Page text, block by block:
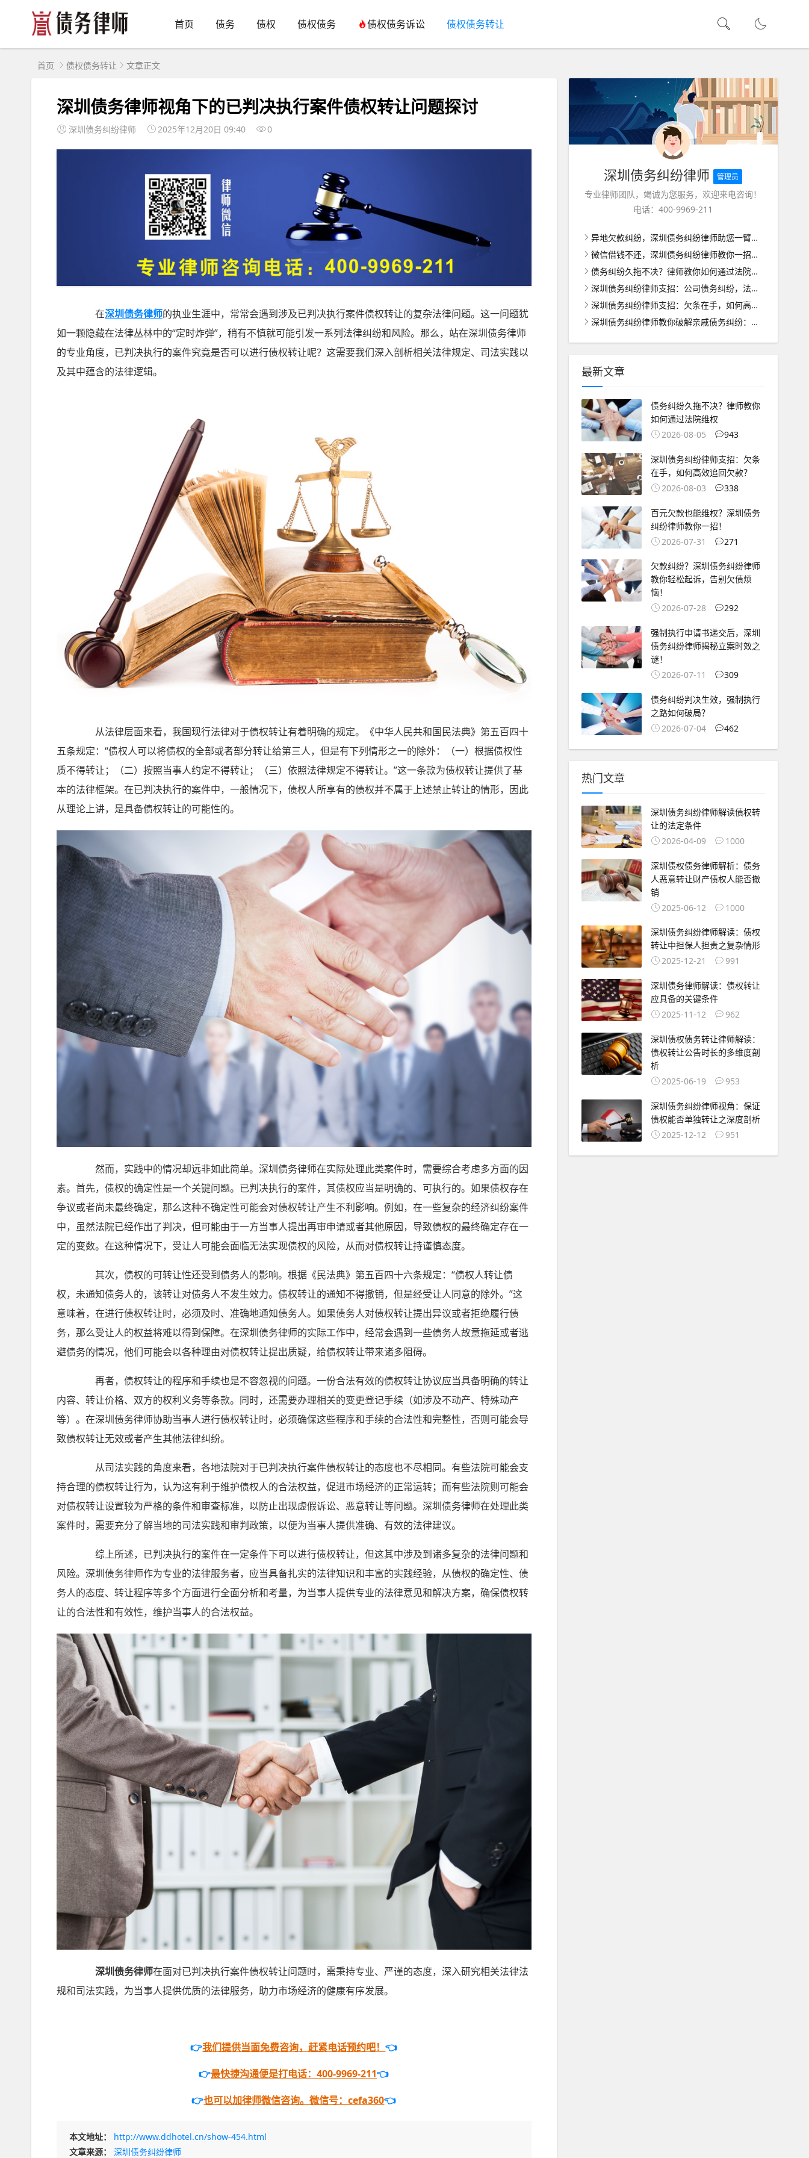
首页 债务 债权 债权债务 债权债务诉讼 债权债务转让
首页 债权债务转让 文章正文
深圳债务律师视角下的已判决执行案件债权转让问题探讨
深圳债务纠纷律师 2025年12月20日 09:40 0
在深圳债务律师的执业生涯中，常常会遇到涉及已判决执行案件债权转让的复杂法律问题。这一问题犹
如一颗隐藏在法律丛林中的“定时炸弹”，稍有不慎就可能引发一系列法律纠纷和风险。那么，站在深圳债务律师
的专业角度，已判决执行的案件究竟是否可以进行债权转让呢？这需要我们深入剖析相关法律规定、司法实践以
及其中蕴含的法律逻辑。
从法律层面来看，我国现行法律对于债权转让有着明确的规定。《中华人民共和国民法典》第五百四十
五条规定：“债权人可以将债权的全部或者部分转让给第三人，但是有下列情形之一的除外：（一）根据债权性
质不得转让；（二）按照当事人约定不得转让；（三）依照法律规定不得转让。”这一条款为债权转让提供了基
本的法律框架。在已判决执行的案件中，一般情况下，债权人所享有的债权并不属于上述禁止转让的情形，因此
从理论上讲，是具备债权转让的可能性的。
然而，实践中的情况却远非如此简单。深圳债务律师在实际处理此类案件时，需要综合考虑多方面的因
素。首先，债权的确定性是一个关键问题。已判决执行的案件，其债权应当是明确的、可执行的。如果债权存在
争议或者尚未最终确定，那么这种不确定性可能会对债权转让产生不利影响。例如，在一些复杂的经济纠纷案件
中，虽然法院已经作出了判决，但可能由于一方当事人提出再审申请或者其他原因，导致债权的最终确定存在一
定的变数。在这种情况下，受让人可能会面临无法实现债权的风险，从而对债权转让持谨慎态度。
其次，债权的可转让性还受到债务人的影响。根据《民法典》第五百四十六条规定：“债权人转让债
权，未通知债务人的，该转让对债务人不发生效力。债权转让的通知不得撤销，但是经受让人同意的除外。”这
意味着，在进行债权转让时，必须及时、准确地通知债务人。如果债务人对债权转让提出异议或者拒绝履行债
务，那么受让人的权益将难以得到保障。在深圳债务律师的实际工作中，经常会遇到一些债务人故意拖延或者逃
避债务的情况，他们可能会以各种理由对债权转让提出质疑，给债权转让带来诸多阻碍。
再者，债权转让的程序和手续也是不容忽视的问题。一份合法有效的债权转让协议应当具备明确的转让
内容、转让价格、双方的权利义务等条款。同时，还需要办理相关的变更登记手续（如涉及不动产、特殊动产
等）。在深圳债务律师协助当事人进行债权转让时，必须确保这些程序和手续的合法性和完整性，否则可能会导
致债权转让无效或者产生其他法律纠纷。
从司法实践的角度来看，各地法院对于已判决执行案件债权转让的态度也不尽相同。有些法院可能会支
持合理的债权转让行为，认为这有利于维护债权人的合法权益，促进市场经济的正常运转；而有些法院则可能会
对债权转让设置较为严格的条件和审查标准，以防止出现虚假诉讼、恶意转让等问题。深圳债务律师在处理此类
案件时，需要充分了解当地的司法实践和审判政策，以便为当事人提供准确、有效的法律建议。
综上所述，已判决执行的案件在一定条件下可以进行债权转让，但这其中涉及到诸多复杂的法律问题和
风险。深圳债务律师作为专业的法律服务者，应当具备扎实的法律知识和丰富的实践经验，从债权的确定性、债
务人的态度、转让程序等多个方面进行全面分析和考量，为当事人提供专业的法律意见和解决方案，确保债权转
让的合法性和有效性，维护当事人的合法权益。
深圳债务律师在面对已判决执行案件债权转让问题时，需秉持专业、严谨的态度，深入研究相关法律法
规和司法实践，为当事人提供优质的法律服务，助力市场经济的健康有序发展。
👉我们提供当面免费咨询，赶紧电话预约吧！👈
👉最快捷沟通便是打电话：400-9969-211👈
👉也可以加律师微信咨询。微信号：cefa360👈
本文地址：
http://www.ddhotel.cn/show-454.html
文章来源：
深圳债务纠纷律师
深圳债务纠纷律师 管理员
专业律师团队，竭诚为您服务，欢迎来电咨询！
电话：400-9969-211
异地欠款纠纷，深圳债务纠纷律师助您一臂之力
微信借钱不还，深圳债务纠纷律师教你一招最狠反击！破解债务困境，保卫你的房产权益！
债务纠纷久拖不决？律师教你如何通过法院维权
深圳债务纠纷律师支招：公司债务纠纷，法人能否担当担保人？
深圳债务纠纷律师支招：欠条在手，如何高效追回欠款？
深圳债务纠纷律师教你破解亲戚债务纠纷：温情与法理的双重坚守
最新文章
债务纠纷久拖不决？律师教你
如何通过法院维权
2026-08-05
943
深圳债务纠纷律师支招：欠条
在手，如何高效追回欠款？
2026-08-03
338
百元欠款也能维权？深圳债务
纠纷律师教你一招！
2026-07-31
271
欠款纠纷？深圳债务纠纷律师
教你轻松起诉，告别欠债烦
恼！
2026-07-28
292
强制执行申请书递交后，深圳
债务纠纷律师揭秘立案时效之
谜！
2026-07-11
309
债务纠纷判决生效，强制执行
之路如何破局？
2026-07-04
462
热门文章
深圳债务纠纷律师解读债权转
让的法定条件
2026-04-09
1000
深圳债权债务律师解析：债务
人恶意转让财产债权人能否撤
销
2025-06-12
1000
深圳债务纠纷律师解读：债权
转让中担保人担责之复杂情形
2025-12-21
991
深圳债务律师解读：债权转让
应具备的关键条件
2025-11-12
962
深圳债权债务转让律师解读：
债权转让公告时长的多维度剖
析
2025-06-19
953
深圳债务纠纷律师视角：保证
债权能否单独转让之深度剖析
2025-12-12
951